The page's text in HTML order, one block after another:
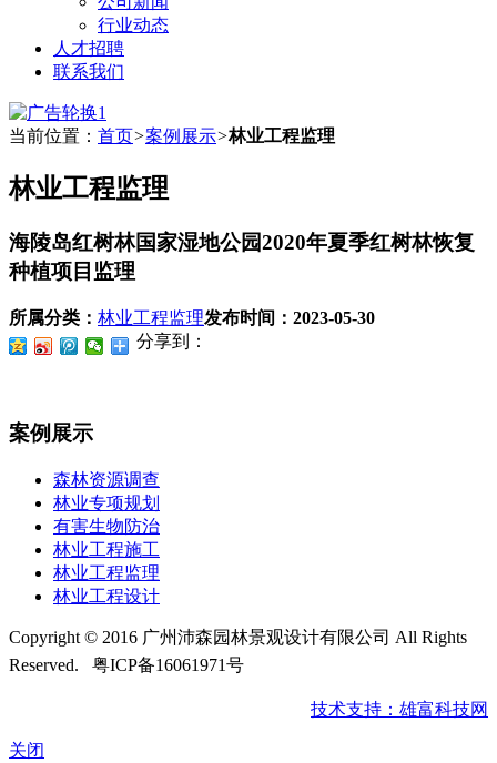
行业动态
人才招聘
联系我们
当前位置： 首页>案例展示>林业工程监理
林业工程监理
海陵岛红树林国家湿地公园2020年夏季红树林恢复
种植项目监理
所属分类： 林业工程监理发布时间： 2023-05-30
分享到：
案例展示
森林资源调查
林业专项规划
有害生物防治
林业工程施工
林业工程监理
林业工程设计
Copyright © 2016 广州沛森园林景观设计有限公司 All Rights
Reserved.
粤ICP备16061971号
技术支持：雄富科技网
关闭